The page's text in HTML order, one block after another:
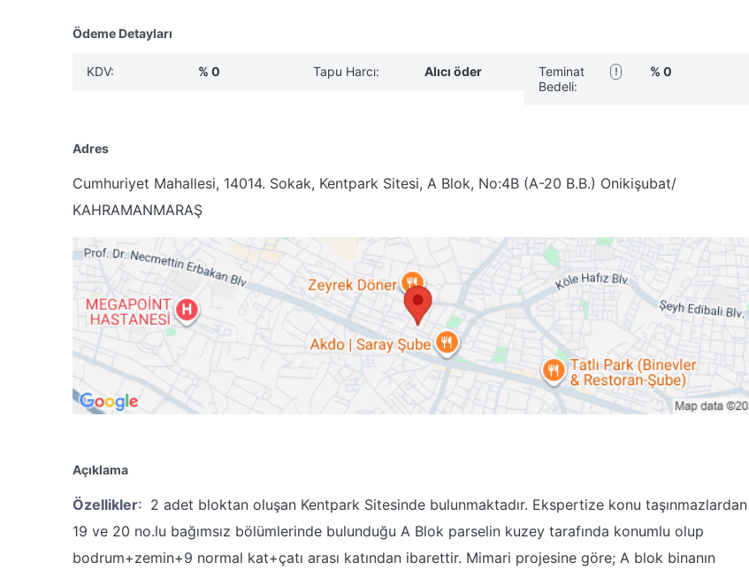
Ödeme Detayları
KDV: % 0 Tapu Harcı: Alıcı öder
Teminat
Bedeli:
! % 0
Adres
Cumhuriyet Mahallesi, 14014. Sokak, Kentpark Sitesi, A Blok, No:4B (A-20 B.B.) Onikişubat/
KAHRAMANMARAŞ
Açıklama
Özellikler: 2 adet bloktan oluşan Kentpark Sitesinde bulunmaktadır. Ekspertize konu taşınmazlardan
19 ve 20 no.lu bağımsız bölümlerinde bulunduğu A Blok parselin kuzey tarafında konumlu olup
bodrum+zemin+9 normal kat+çatı arası katından ibarettir. Mimari projesine göre; A blok binanın